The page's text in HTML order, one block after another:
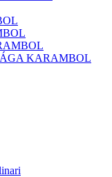
KARAMBOL